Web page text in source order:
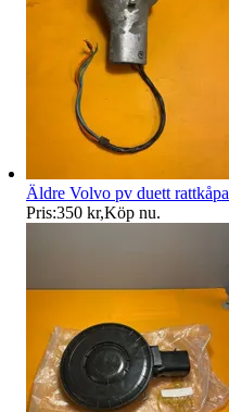
Äldre Volvo pv duett rattkåpa
Pris:350 kr,Köp nu.